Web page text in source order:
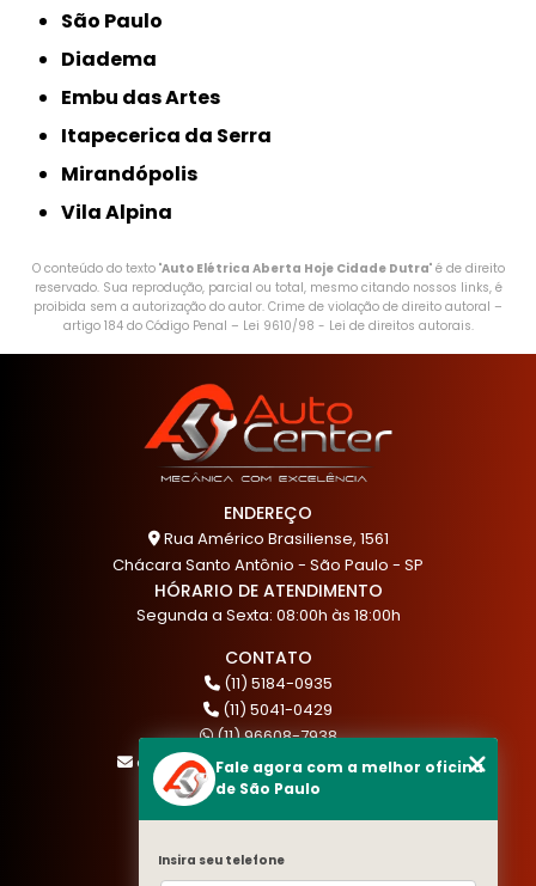
São Paulo
Diadema
Embu das Artes
Itapecerica da Serra
Mirandópolis
Vila Alpina
O conteúdo do texto "Auto Elétrica Aberta Hoje Cidade Dutra" é de direito
reservado. Sua reprodução, parcial ou total, mesmo citando nossos links, é
proibida sem a autorização do autor. Crime de violação de direito autoral –
artigo 184 do Código Penal – Lei 9610/98 - Lei de direitos autorais.
ENDEREÇO
Rua Américo Brasiliense, 1561
Chácara Santo Antônio - São Paulo - SP
HÓRARIO DE ATENDIMENTO
Segunda a Sexta: 08:00h às 18:00h
CONTATO
(11) 5184-0935
(11) 5041-0429
(11) 96608-7938
atendimento@akautocenter.com.br
MENU
HOME
Fale agora com a melhor oficina
de São Paulo
Insira seu telefone